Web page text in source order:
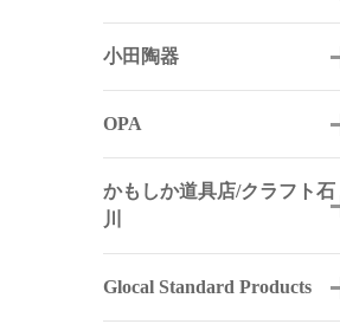
小田陶器
OPA
かもしか道具店/クラフト石
川
Glocal Standard Products